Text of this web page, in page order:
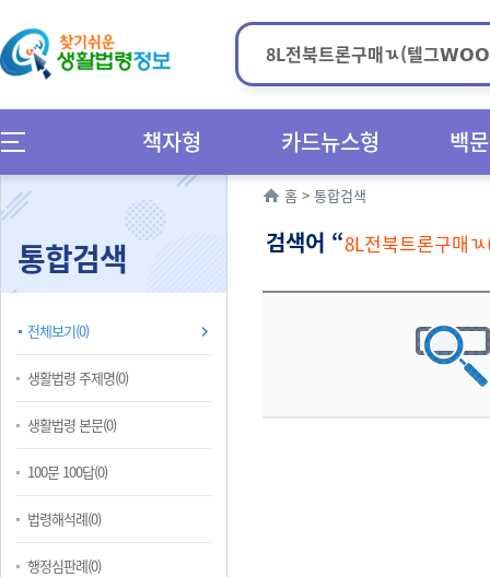
책자형 카드뉴스형 백
통합검색
전체보기(0)
생활법령 주제명(0)
생활법령 본문(0)
100문 100답(0)
법령해석례(0)
행정심판례(0)
홈 > 통합검색
검색어 “8L전북트론구